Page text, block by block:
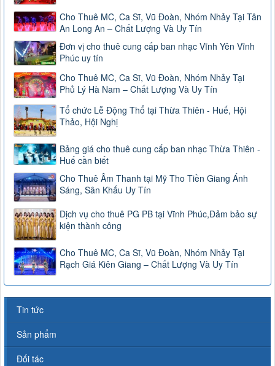
Cho Thuê MC, Ca Sĩ, Vũ Đoàn, Nhóm Nhảy Tại Tân
An Long An – Chất Lượng Và Uy Tín
Đơn vị cho thuê cung cấp ban nhạc Vĩnh Yên Vĩnh
Phúc uy tín
Cho Thuê MC, Ca Sĩ, Vũ Đoàn, Nhóm Nhảy Tại
Phủ Lý Hà Nam – Chất Lượng Và Uy Tín
Tổ chức Lễ Động Thổ tại Thừa Thiên - Huế, Hội
Thảo, Hội Nghị
Bảng giá cho thuê cung cấp ban nhạc Thừa Thiên -
Huế cần biết
Cho Thuê Âm Thanh tại Mỹ Tho Tiền Giang Ánh
Sáng, Sân Khấu Uy Tín
Dịch vụ cho thuê PG PB tại Vĩnh Phúc,Đảm bảo sự
kiện thành công
Cho Thuê MC, Ca Sĩ, Vũ Đoàn, Nhóm Nhảy Tại
Rạch Giá Kiên Giang – Chất Lượng Và Uy Tín
Tin tức
Sản phẩm
Đối tác